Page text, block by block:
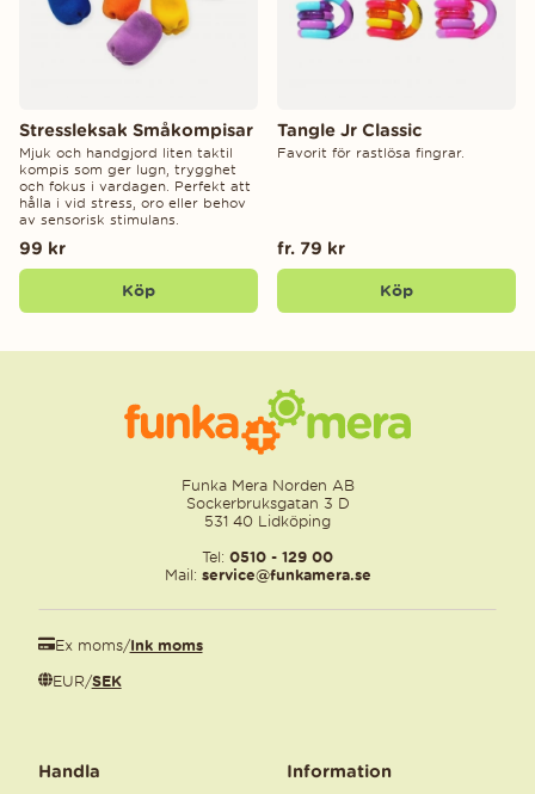
Stressleksak Småkompisar
Mjuk och handgjord liten taktil
kompis som ger lugn, trygghet
och fokus i vardagen. Perfekt att
hålla i vid stress, oro eller behov
av sensorisk stimulans.
99 kr
Köp
Tangle Jr Classic
Favorit för rastlösa fingrar.
fr. 79 kr
Köp
Funka Mera Norden AB
Sockerbruksgatan 3 D
531 40 Lidköping
Tel: 0510 - 129 00
Mail: service@funkamera.se
Ex moms/Ink moms
EUR/SEK
Handla Information